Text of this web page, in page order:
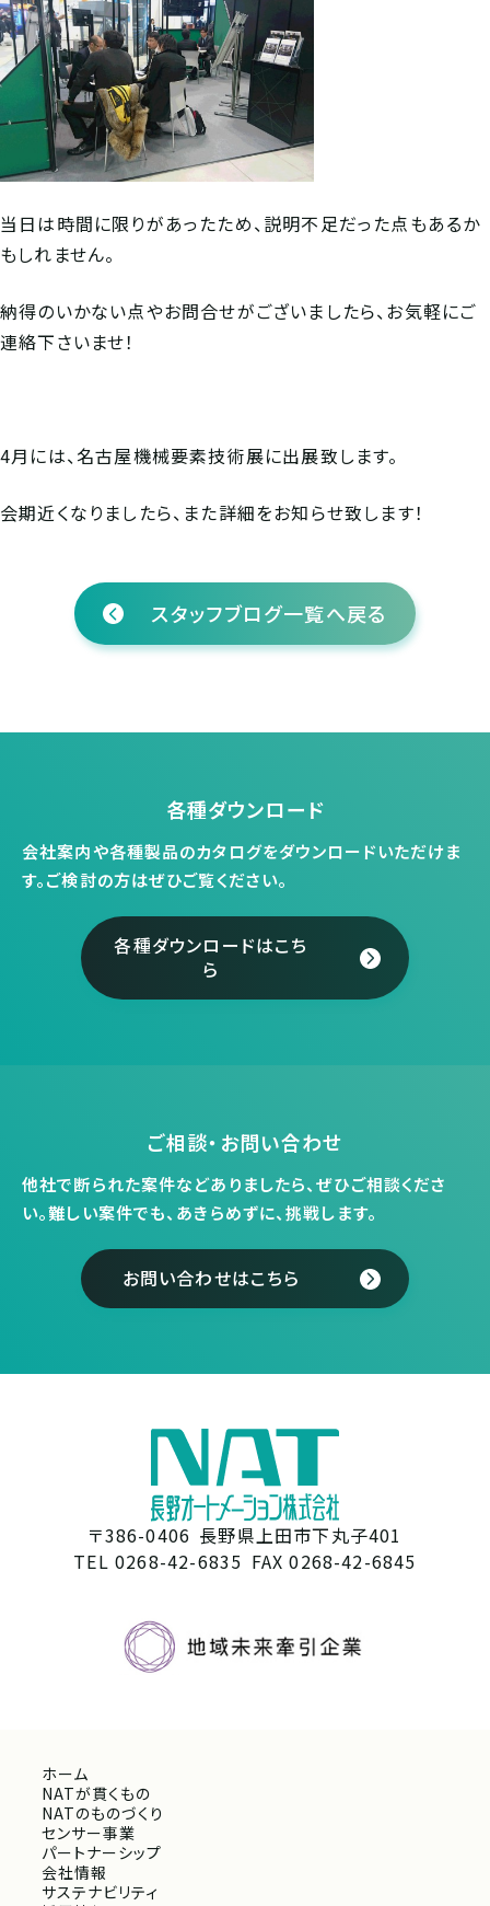
当日は時間に限りがあったため、説明不足だった点もあるか
もしれません。
納得のいかない点やお問合せがございましたら、お気軽にご
連絡下さいませ！
4月には、名古屋機械要素技術展に出展致します。
会期近くなりましたら、また詳細をお知らせ致します！
スタッフブログ一覧へ戻る
各種ダウンロード
会社案内や各種製品のカタログをダウンロードいただけま
す。ご検討の方はぜひご覧ください。
各種ダウンロードはこち
ら
ご相談・お問い合わせ
他社で断られた案件などありましたら、ぜひご相談くださ
い。難しい案件でも、あきらめずに、挑戦します。
お問い合わせはこちら
〒386-0406 長野県上田市下丸子401
TEL 0268-42-6835 FAX 0268-42-6845
ホーム
NATが貫くもの
NATのものづくり
センサー事業
パートナーシップ
会社情報
サステナビリティ